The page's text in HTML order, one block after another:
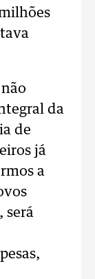
da
de
já
a
será